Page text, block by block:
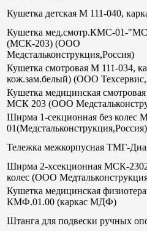
Кушетка детская М 111-040,
Кушетка мед.смотр.КМС-01-
(МСК-203) (ООО
Медстальконструкция,Россия)
Кушетка смотровая М 111-034,
кож.зам.белый) (ООО
Кушетка медицинская
МСК 203 (ООО
Ширма 1-секционная без колес
01(Медстальконструкция,Россия)
Тележка межкорпусная ТМГ-
Ширма 2-хсекционная МСК-
колес (ООО
Кушетка медицинская
КМФ.01.00 (каркас МДФ)
Штанга для подвески ручных